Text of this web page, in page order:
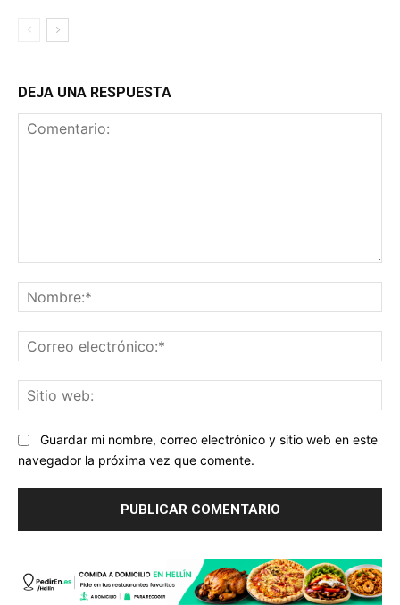
DEJA UNA RESPUESTA
Guardar mi nombre, correo electrónico y sitio web en este
navegador la próxima vez que comente.